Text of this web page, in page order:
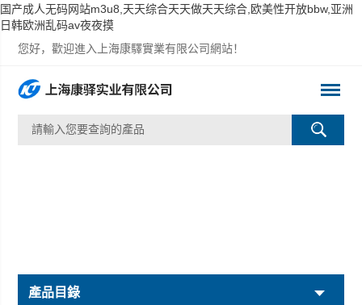
国产成人无码网站m3u8,天天综合天天做天天综合,欧美性开放bbw,亚洲
日韩欧洲乱码av夜夜摸
您好，歡迎進入上海康驛實業有限公司網站！
產品目錄